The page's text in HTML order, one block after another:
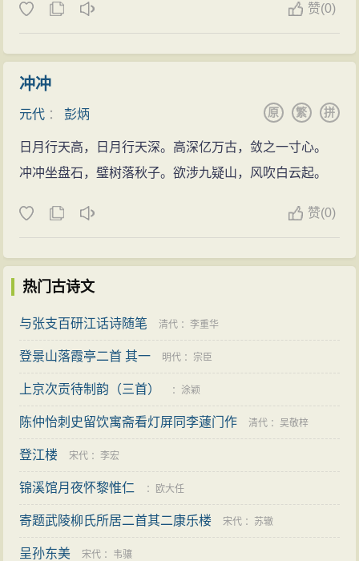
赞(0)
冲冲
元代 ：彭炳 拼
繁
原
日月行天高，日月行天深。高深亿万古，敛之一寸心。
冲冲坐盘石，璧树落秋子。欲涉九疑山，风吹白云起。
赞(0)
热门古诗文
与张支百研江话诗随笔 清代 ：李重华
登景山落霞亭二首 其一 明代 ： 宗臣
上京次贡待制韵（三首） ： 涂颖
陈仲怡刺史留饮寓斋看灯屏同李蘧门作 清代 ：吴敬梓
登江楼 宋代 ：李宏
锦溪馆月夜怀黎惟仁 ： 欧大任
寄题武陵柳氏所居二首其二康乐楼 宋代 ： 苏辙
呈孙东美 宋代 ： 韦骧